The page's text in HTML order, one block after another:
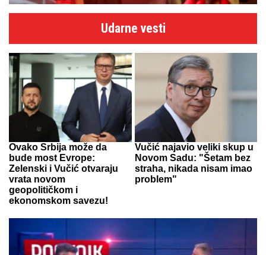
Udarne vesti
Ovako Srbija može da
bude most Evrope:
Zelenski i Vučić otvaraju
vrata novom
geopolitičkom i
ekonomskom savezu!
Vučić najavio veliki skup u
Novom Sadu: "Šetam bez
straha, nikada nisam imao
problem"